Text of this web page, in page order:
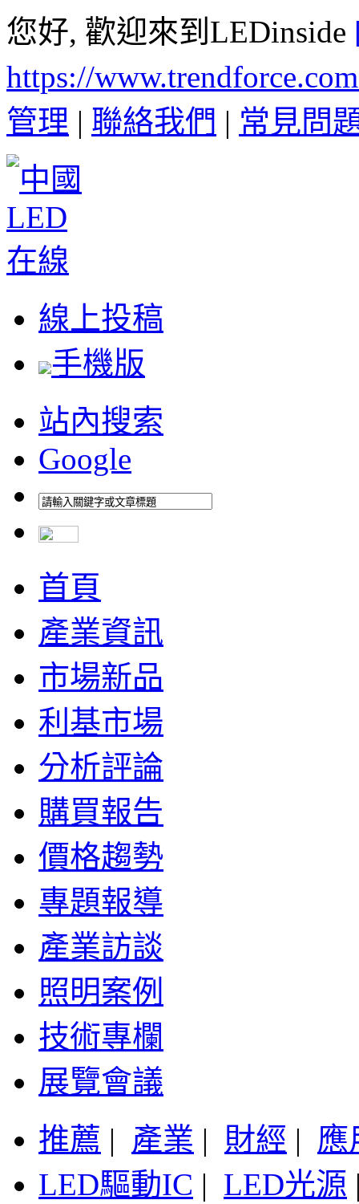
您好, 歡迎來到LEDinside
https://
管理 | 聯絡我們 | 常見問
線上投稿
手機版
站內搜索
Google
首頁
產業資訊
市場新品
利基市場
分析評論
購買報告
價格趨勢
專題報導
產業訪談
照明案例
技術專欄
展覽會議
推薦 | 產業 | 財經 | 應
LED驅動IC | LED光源